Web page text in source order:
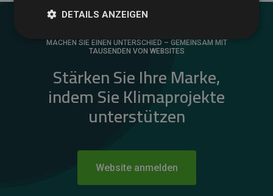
MACHEN SIE EINEN UNTERSCHIED – GEMEINSAM MIT
TAUSENDEN VON WEBSITES
Stärken Sie Ihre Marke,
indem Sie Klimaprojekte
unterstützen
Website anmelden
DETAILS ANZEIGEN